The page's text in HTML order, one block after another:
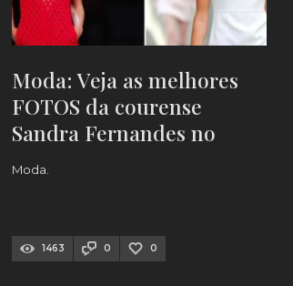
Moda: Veja as melhores
FOTOS da courense
Sandra Fernandes no
Portugal Fashion 2025
Moda.
1463 0 0